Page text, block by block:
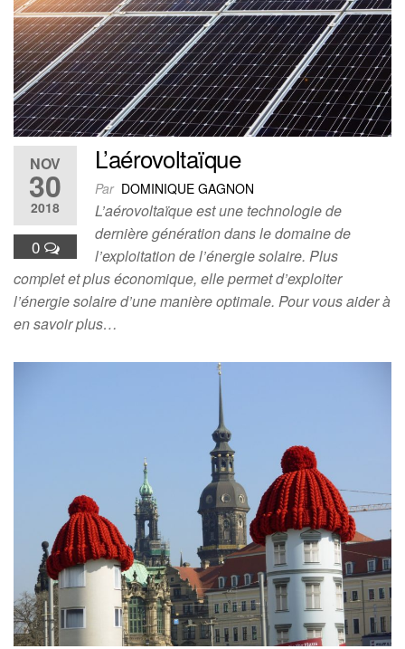
NOV
30
2018
0
L’aérovoltaïque
Par DOMINIQUE GAGNON
L’aérovoltaïque est une technologie de
dernière génération dans le domaine de
l’exploitation de l’énergie solaire. Plus
complet et plus économique, elle permet d’exploiter
l’énergie solaire d’une manière optimale. Pour vous aider à
en savoir plus…